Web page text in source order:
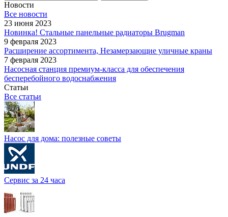
Новости
Все новости
23 июня 2023
Новинка! Стальные панельные радиаторы Brugman
9 февраля 2023
Расширение ассортимента, Незамерзающие уличные краны
7 февраля 2023
Насосная станция премиум-класса для обеспечения
бесперебойного водоснабжения
Статьи
Все статьи
Насос для дома: полезные советы
Сервис за 24 часа